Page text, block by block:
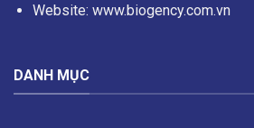
Website: www.biogency.com.vn
DANH MỤC